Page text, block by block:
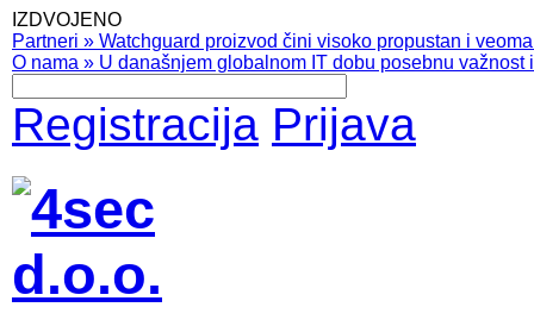
IZDVOJENO
Partneri » Watchguard proizvod čini visoko propustan i
O nama » U današnjem globalnom IT dobu posebnu
Registracija Prijava